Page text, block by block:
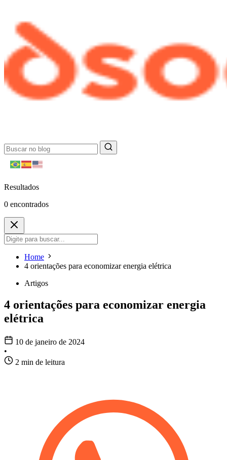
Resultados
0 encontrados
Home
4 orientações para economizar energia elétrica
Artigos
4 orientações para economizar energia
elétrica
10 de janeiro de 2024
•
2 min de leitura